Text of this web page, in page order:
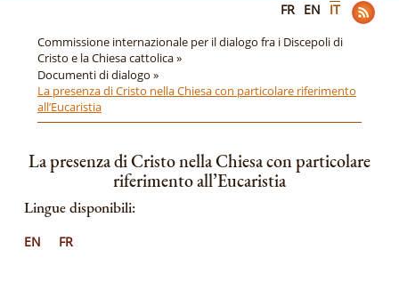
FR EN IT
Commissione internazionale per il dialogo fra i Discepoli di
Cristo e la Chiesa cattolica »
Documenti di dialogo »
La presenza di Cristo nella Chiesa con particolare riferimento
all’Eucaristia
La presenza di Cristo nella Chiesa con particolare
riferimento all’Eucaristia
Lingue disponibili:
EN FR